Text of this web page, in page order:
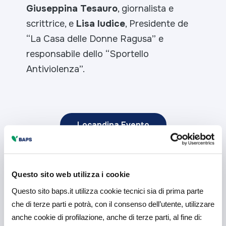
Questo sito web utilizza i cookie
Questo sito baps.it utilizza cookie tecnici sia di prima parte
che di terze parti e potrà, con il consenso dell’utente, utilizzare
anche cookie di profilazione, anche di terze parti, al fine di:
Giuseppina Tesauro, giornalista e
scrittrice, e Lisa Iudice, Presidente de
“La Casa delle Donne Ragusa” e
responsabile dello “Sportello
Antiviolenza”.
Locandina Evento
Potrebbe interessarti
anche